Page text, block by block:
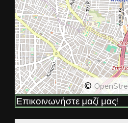
©
Επικοινωνήστε μαζί μας!